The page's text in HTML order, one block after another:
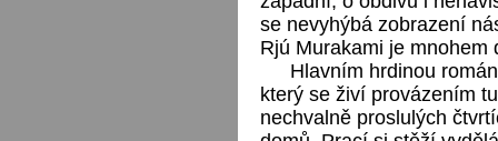
se nevyhýbá zobrazení
Rjú Murakami je
Hlavním hrdinou
který se živí provázením
nechvalně proslulých